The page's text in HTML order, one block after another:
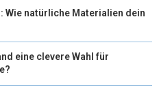
Wie natürliche Materialien dein
eine clevere Wahl für